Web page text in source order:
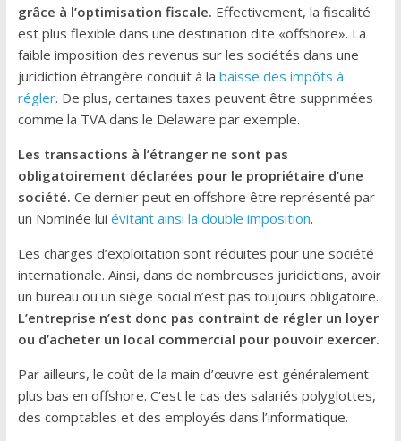
grâce à l’optimisation fiscale. Effectivement, la fiscalité
est plus flexible dans une destination dite «offshore». La
faible imposition des revenus sur les sociétés dans une
juridiction étrangère conduit à la baisse des impôts à
régler. De plus, certaines taxes peuvent être supprimées
comme la TVA dans le Delaware par exemple.
Les transactions à l’étranger ne sont pas
obligatoirement déclarées pour le propriétaire d’une
société. Ce dernier peut en offshore être représenté par
un Nominée lui évitant ainsi la double imposition.
Les charges d’exploitation sont réduites pour une société
internationale. Ainsi, dans de nombreuses juridictions, avoir
un bureau ou un siège social n’est pas toujours obligatoire.
L’entreprise n’est donc pas contraint de régler un loyer
ou d’acheter un local commercial pour pouvoir exercer.
Par ailleurs, le coût de la main d’œuvre est généralement
plus bas en offshore. C’est le cas des salariés polyglottes,
des comptables et des employés dans l’informatique.